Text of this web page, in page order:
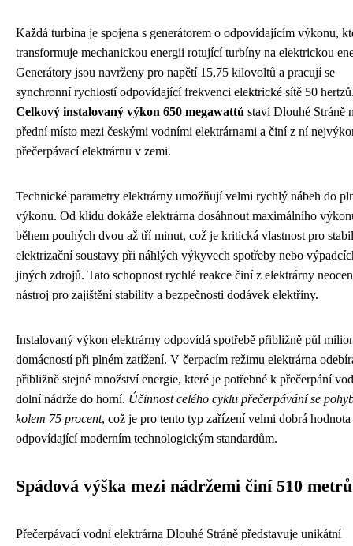
Každá turbína je spojena s generátorem o odpovídajícím výkonu,
transformuje mechanickou energii rotující turbíny na elektrickou
Generátory jsou navrženy pro napětí 15,75 kilovoltů a pracují se
synchronní rychlostí odpovídající frekvenci elektrické sítě 50
Celkový instalovaný výkon 650 megawattů staví Dlouhé Stráně
přední místo mezi českými vodními elektrárnami a činí z ní
přečerpávací elektrárnu v zemi.
Technické parametry elektrárny umožňují velmi rychlý nábeh do
výkonu. Od klidu dokáže elektrárna dosáhnout maximálního
během pouhých dvou až tří minut, což je kritická vlastnost pro
elektrizační soustavy při náhlých výkyvech spotřeby nebo
jiných zdrojů. Tato schopnost rychlé reakce činí z elektrárny
nástroj pro zajištění stability a bezpečnosti dodávek elektřiny.
Instalovaný výkon elektrárny odpovídá spotřebě přibližně půl
domácností při plném zatížení. V čerpacím režimu elektrárna
přibližně stejné množství energie, které je potřebné k přečerpání
dolní nádrže do horní. Účinnost celého cyklu přečerpávání se
kolem 75 procent, což je pro tento typ zařízení velmi dobrá hodnota
odpovídající moderním technologickým standardům.
Spádová výška mezi nádržemi činí 510 metrů
Přečerpávací vodní elektrárna Dlouhé Stráně představuje unikátní